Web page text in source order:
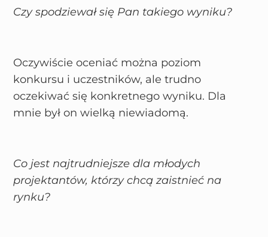
Czy spodziewał się Pan takiego wyniku?
Oczywiście oceniać można poziom
konkursu i uczestników, ale trudno
oczekiwać się konkretnego wyniku. Dla
mnie był on wielką niewiadomą.
Co jest najtrudniejsze dla młodych
projektantów, którzy chcą zaistnieć na
rynku?